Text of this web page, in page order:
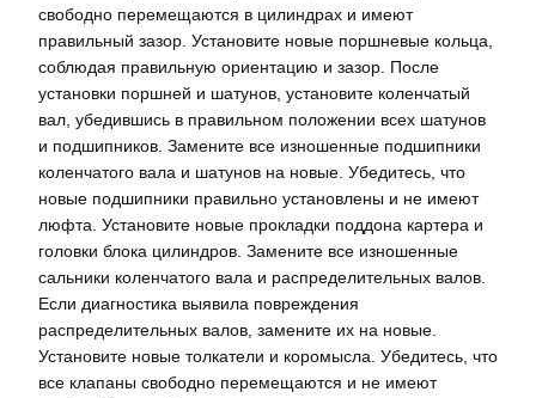
свободно перемещаются в цилиндрах и имеют
правильный зазор. Установите новые поршневые кольца,
соблюдая правильную ориентацию и зазор. После
установки поршней и шатунов, установите коленчатый
вал, убедившись в правильном положении всех шатунов
и подшипников. Замените все изношенные подшипники
коленчатого вала и шатунов на новые. Убедитесь, что
новые подшипники правильно установлены и не имеют
люфта. Установите новые прокладки поддона картера и
головки блока цилиндров. Замените все изношенные
сальники коленчатого вала и распределительных валов.
Если диагностика выявила повреждения
распределительных валов, замените их на новые.
Установите новые толкатели и коромысла. Убедитесь, что
все клапаны свободно перемещаются и не имеют